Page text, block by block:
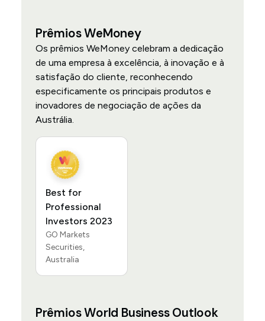
Prêmios WeMoney
Os prêmios WeMoney celebram a dedicação
de uma empresa à excelência, à inovação e à
satisfação do cliente, reconhecendo
especificamente os principais produtos e
inovadores de negociação de ações da
Austrália.
Best for
Professional
Investors 2023
GO Markets
Securities,
Australia
Prêmios World Business Outlook